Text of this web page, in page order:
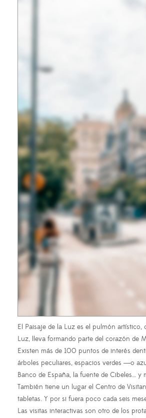
El Paisaje de la Luz es el pulmón
Luz, lleva formando parte del corazón de
Existen más de 100 puntos de interés
árboles peculiares, espacios verdes ―o
Banco de España, la fuente de Cibeles… y
También tiene un lugar el Centro de
tabletas. Y por si fuera poco cada seis
Las visitas interactivas son otro de los